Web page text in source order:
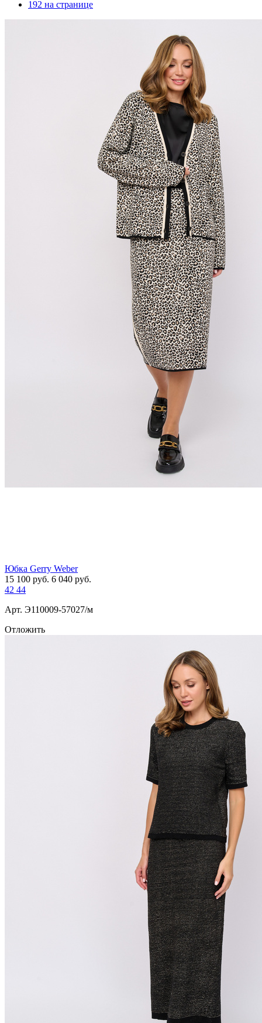
192 на странице
Юбка Gerry Weber
15 100 руб. 6 040 руб.
42 44
Арт. Э110009-57027/м
Отложить